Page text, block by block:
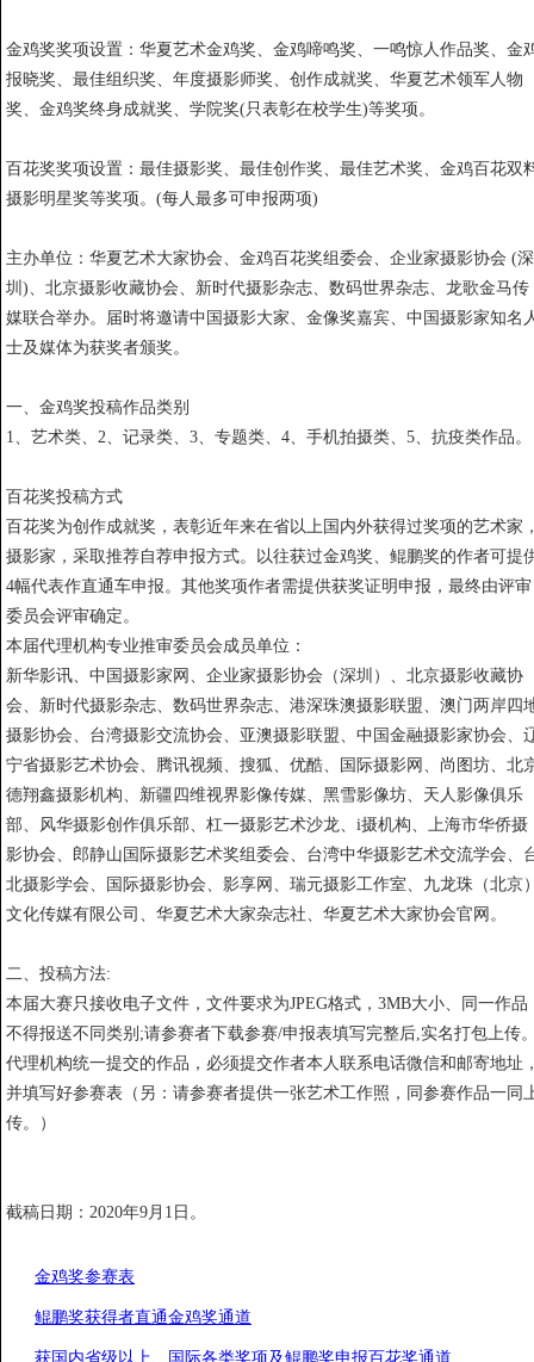
金鸡奖奖项设置：华夏艺术金鸡奖、金鸡啼鸣奖、一鸣惊人作品奖、金
报晓奖、最佳组织奖、年度摄影师奖、创作成就奖、华夏艺术领军人物
奖、金鸡奖终身成就奖、学院奖(只表彰在校学生)等奖项。
百花奖奖项设置：最佳摄影奖、最佳创作奖、最佳艺术奖、金鸡百花双
摄影明星奖等奖项。(每人最多可申报两项)
主办单位：华夏艺术大家协会、金鸡百花奖组委会、企业家摄影协会 (深
圳)、北京摄影收藏协会、新时代摄影杂志、数码世界杂志、龙歌金马传
媒联合举办。届时将邀请中国摄影大家、金像奖嘉宾、中国摄影家知名
士及媒体为获奖者颁奖。
一、金鸡奖投稿作品类别
1、艺术类、2、记录类、3、专题类、4、手机拍摄类、5、抗疫类作品。
百花奖投稿方式
百花奖为创作成就奖，表彰近年来在省以上国内外获得过奖项的艺术家
摄影家，采取推荐自荐申报方式。以往获过金鸡奖、鲲鹏奖的作者可提
4幅代表作直通车申报。其他奖项作者需提供获奖证明申报，最终由评审
委员会评审确定。
本届代理机构专业推审委员会成员单位：
新华影讯、中国摄影家网、企业家摄影协会（深圳）、北京摄影收藏协
会、新时代摄影杂志、数码世界杂志、港深珠澳摄影联盟、澳门两岸四
摄影协会、台湾摄影交流协会、亚澳摄影联盟、中国金融摄影家协会、
宁省摄影艺术协会、腾讯视频、搜狐、优酷、国际摄影网、尚图坊、北
德翔鑫摄影机构、新疆四维视界影像传媒、黑雪影像坊、天人影像俱乐
部、风华摄影创作俱乐部、杠一摄影艺术沙龙、i摄机构、上海市华侨摄
影协会、郎静山国际摄影艺术奖组委会、台湾中华摄影艺术交流学会、
北摄影学会、国际摄影协会、影享网、瑞元摄影工作室、九龙珠（北京
文化传媒有限公司、华夏艺术大家杂志社、华夏艺术大家协会官网。
二、投稿方法:
本届大赛只接收电子文件，文件要求为JPEG格式，3MB大小、同一作品
不得报送不同类别;请参赛者下载参赛/申报表填写完整后,实名打包上传
代理机构统一提交的作品，必须提交作者本人联系电话微信和邮寄地址
并填写好参赛表（另：请参赛者提供一张艺术工作照，同参赛作品一同
传。）
截稿日期：2020年9月1日。
金鸡奖参赛表
鲲鹏奖获得者直通金鸡奖通道
获国内省级以上、国际各类奖项及鲲鹏奖申报百花奖通道